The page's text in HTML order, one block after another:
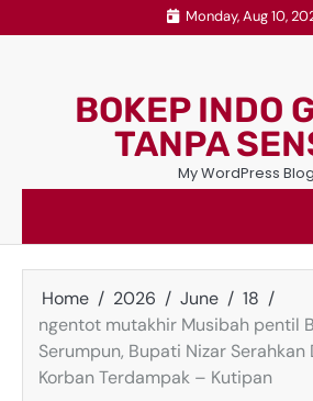
to
Monday, Aug 10,
BOKEP INDO
TANPA
My WordPress Blog
Home 2026 June
18
ngentot mutakhir Musibah pentil
Serumpun, Bupati Nizar Serahkan
Korban Terdampak – Kutipan